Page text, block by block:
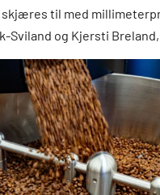
til med
Sviland og Kjersti Breland,